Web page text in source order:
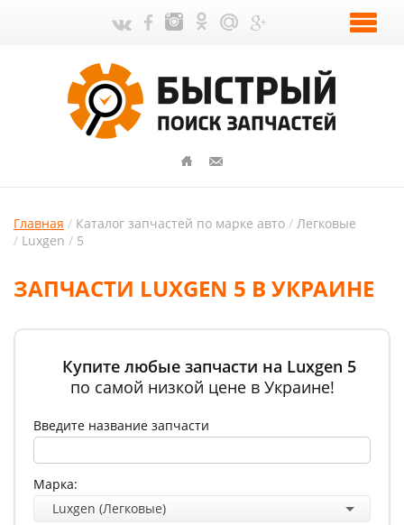
Главная Каталог запчастей по марке авто
Легковые
Luxgen
5
ЗАПЧАСТИ LUXGEN 5 В УКРАИНЕ
Купите любые запчасти на Luxgen 5
по самой низкой цене в Украине!
Введите название запчасти
Марка:
Luxgen (Легковые)